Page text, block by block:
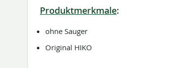
Produktmerkmale:
ohne Sauger
Original HIKO